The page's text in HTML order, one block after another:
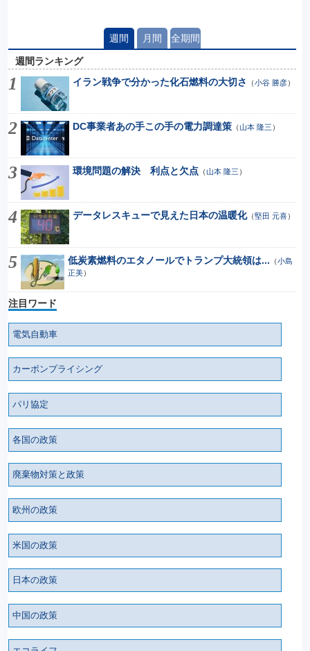
週間 月間 全期間
週間ランキング
イラン戦争で分かった化石燃料の大切さ
（小谷 勝彦）
DC事業者あの手この手の電力調達策（山本 隆三 ）
環境問題の解決 利点と欠点 （山本 隆三 ）
データレスキューで見えた日本の温暖化（堅田 元喜）
低炭素燃料のエタノールでトランプ大統領は... （小島
正美）
注目ワード
電気自動車
カーボンプライシング
パリ協定
各国の政策
廃棄物対策と政策
欧州の政策
米国の政策
日本の政策
中国の政策